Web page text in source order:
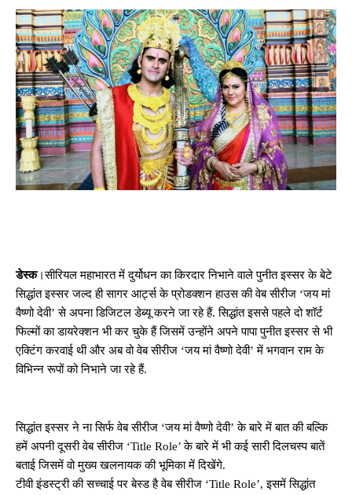
डेस्क।सीरियल महाभारत में दुर्योधन का किरदार निभाने वाले पुनीत इस्सर के बेटे
सिद्धांत इस्सर जल्द ही सागर आर्ट्स के प्रोडक्शन हाउस की वेब सीरीज ‘जय मां
वैष्णो देवी’ से अपना डिजिटल डेब्यू करने जा रहे हैं. सिद्धांत इससे पहले दो शॉर्ट
फिल्मों का डायरेक्शन भी कर चुके हैं जिसमें उन्होंने अपने पापा पुनीत इस्सर से भी
एक्टिंग करवाई थी और अब वो वेब सीरीज ‘जय मां वैष्णो देवी’ में भगवान राम के
विभिन्न रूपों को निभाने जा रहे हैं.
सिद्धांत इस्सर ने ना सिर्फ वेब सीरीज ‘जय मां वैष्णो देवी’ के बारे में बात की बल्कि
हमें अपनी दूसरी वेब सीरीज ‘Title Role’ के बारे में भी कई सारी दिलचस्प बातें
बताई जिसमें वो मुख्य खलनायक की भूमिका में दिखेंगे.
टीवी इंडस्ट्री की सच्चाई पर बेस्ड है वेब सीरीज ‘Title Role’, इसमें सिद्धांत